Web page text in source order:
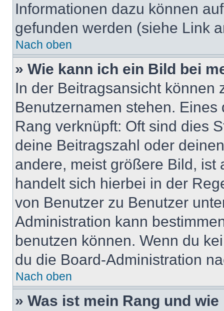
Informationen dazu können
gefunden werden (siehe Link
Nach oben
» Wie kann ich ein Bild bei
In der Beitragsansicht können
Benutzernamen stehen.
Rang verknüpft: Oft sind dies
deine Beitragszahl oder
andere, meist größere Bild, ist
handelt sich hierbei in der
von Benutzer zu Benutzer
Administration kann
benutzen können. Wenn du
du die Board-Administration
Nach oben
» Was ist mein Rang und